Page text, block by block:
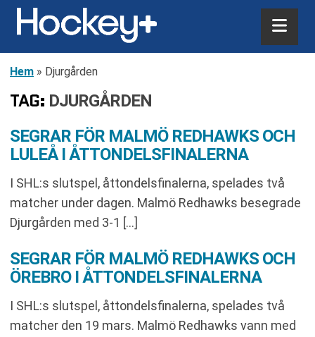
Hem » Djurgården
TAG: DJURGÅRDEN
SEGRAR FÖR MALMÖ REDHAWKS OCH
LULEÅ I ÅTTONDELSFINALERNA
I SHL:s slutspel, åttondelsfinalerna, spelades två
matcher under dagen. Malmö Redhawks besegrade
Djurgården med 3-1 […]
SEGRAR FÖR MALMÖ REDHAWKS OCH
ÖREBRO I ÅTTONDELSFINALERNA
I SHL:s slutspel, åttondelsfinalerna, spelades två
matcher den 19 mars. Malmö Redhawks vann med